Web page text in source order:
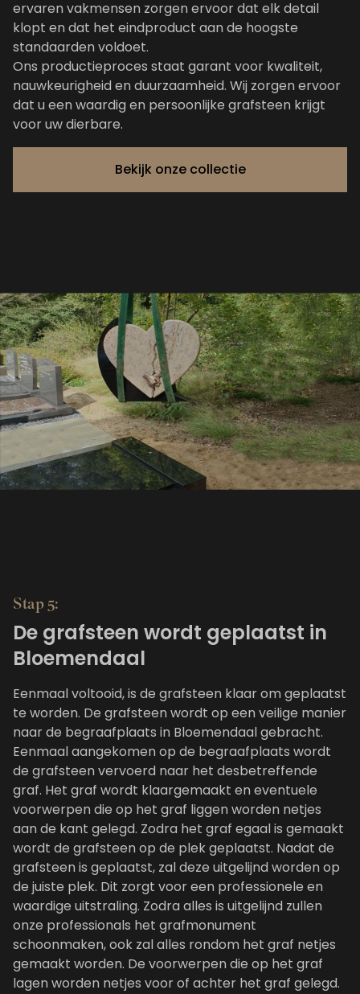
ervaren vakmensen zorgen ervoor dat elk detail
klopt en dat het eindproduct aan de hoogste
standaarden voldoet.
Ons productieproces staat garant voor kwaliteit,
nauwkeurigheid en duurzaamheid. Wij zorgen ervoor
dat u een waardig en persoonlijke grafsteen krijgt
voor uw dierbare.
Bekijk onze collectie
Stap 5:
De grafsteen wordt geplaatst in
Bloemendaal
Eenmaal voltooid, is de grafsteen klaar om geplaatst
te worden. De grafsteen wordt op een veilige manier
naar de begraafplaats in Bloemendaal gebracht.
Eenmaal aangekomen op de begraafplaats wordt
de grafsteen vervoerd naar het desbetreffende
graf. Het graf wordt klaargemaakt en eventuele
voorwerpen die op het graf liggen worden netjes
aan de kant gelegd. Zodra het graf egaal is gemaakt
wordt de grafsteen op de plek geplaatst. Nadat de
grafsteen is geplaatst, zal deze uitgelijnd worden op
de juiste plek. Dit zorgt voor een professionele en
waardige uitstraling. Zodra alles is uitgelijnd zullen
onze professionals het grafmonument
schoonmaken, ook zal alles rondom het graf netjes
gemaakt worden. De voorwerpen die op het graf
lagen worden netjes voor of achter het graf gelegd.